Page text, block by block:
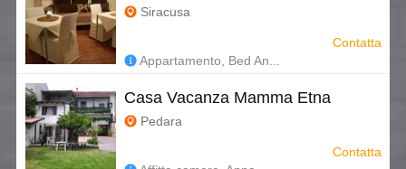
Siracusa
Appartamento, Bed An...
Contatta
Casa Vacanza Mamma Etna
Pedara
Contatta